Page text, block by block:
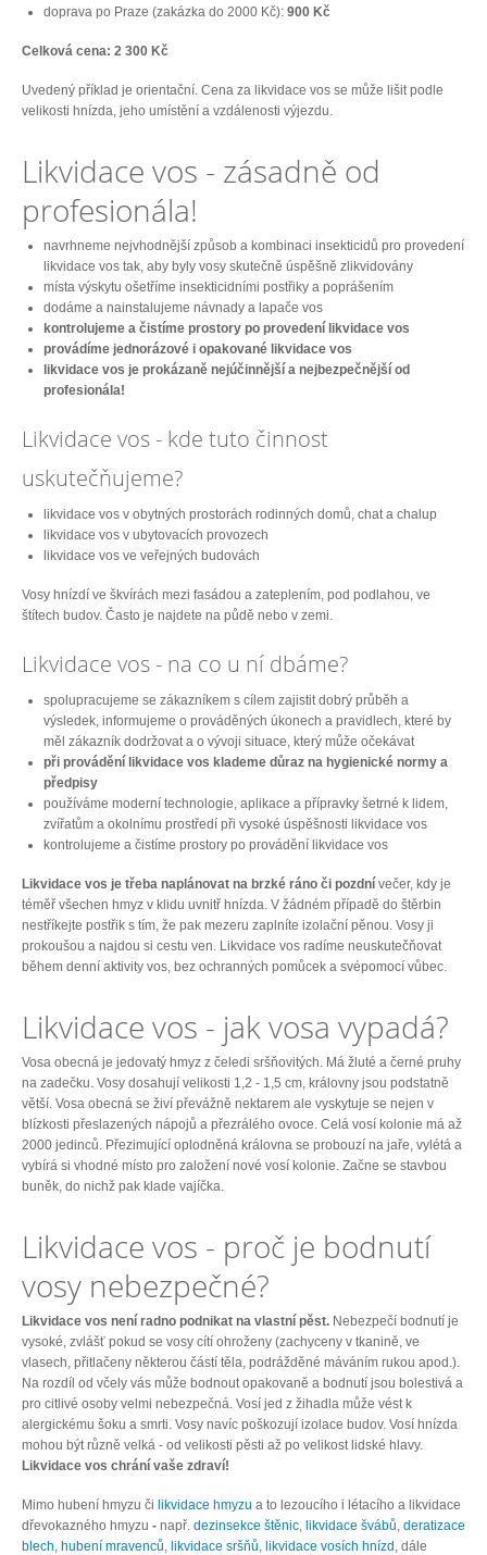
doprava po Praze (zakázka do 2000 Kč): 900 Kč
Celková cena: 2 300 Kč
Uvedený příklad je orientační. Cena za likvidace vos se může lišit podle
velikosti hnízda, jeho umístění a vzdálenosti výjezdu.
Likvidace vos - zásadně od
profesionála!
navrhneme nejvhodnější způsob a kombinaci insekticidů pro provedení
likvidace vos tak, aby byly vosy skutečně úspěšně zlikvidovány
místa výskytu ošetříme insekticidními postřiky a poprášením
dodáme a nainstalujeme návnady a lapače vos
kontrolujeme a čistíme prostory po provedení likvidace vos
provádíme jednorázové i opakované likvidace vos
likvidace vos je prokázaně nejúčinnější a nejbezpečnější od
profesionála!
Likvidace vos - kde tuto činnost
uskutečňujeme?
likvidace vos v obytných prostorách rodinných domů, chat a chalup
likvidace vos v ubytovacích provozech
likvidace vos ve veřejných budovách
Vosy hnízdí ve škvírách mezi fasádou a zateplením, pod podlahou, ve
štítech budov. Často je najdete na půdě nebo v zemi.
Likvidace vos - na co u ní dbáme?
spolupracujeme se zákazníkem s cílem zajistit dobrý průběh a
výsledek, informujeme o prováděných úkonech a pravidlech, které by
měl zákazník dodržovat a o vývoji situace, který může očekávat
při provádění likvidace vos klademe důraz na hygienické normy a
předpisy
používáme moderní technologie, aplikace a přípravky šetrné k lidem,
zvířatům a okolnímu prostředí při vysoké úspěšnosti likvidace vos
kontrolujeme a čistíme prostory po provádění likvidace vos
Likvidace vos je třeba naplánovat na brzké ráno či pozdní večer, kdy je
téměř všechen hmyz v klidu uvnitř hnízda. V žádném případě do štěrbin
nestříkejte postřik s tím, že pak mezeru zaplníte izolační pěnou. Vosy ji
prokoušou a najdou si cestu ven. Likvidace vos radíme neuskutečňovat
během denní aktivity vos, bez ochranných pomůcek a svépomocí vůbec.
Likvidace vos - jak vosa vypadá?
Vosa obecná je jedovatý hmyz z čeledi sršňovitých. Má žluté a černé pruhy
na zadečku. Vosy dosahují velikosti 1,2 - 1,5 cm, královny jsou podstatně
větší. Vosa obecná se živí převážně nektarem ale vyskytuje se nejen v
blízkosti přeslazených nápojů a přezrálého ovoce. Celá vosí kolonie má až
2000 jedinců. Přezimující oplodněná královna se probouzí na jaře, vylétá a
vybírá si vhodné místo pro založení nové vosí kolonie. Začne se stavbou
buněk, do nichž pak klade vajíčka.
Likvidace vos - proč je bodnutí
vosy nebezpečné?
Likvidace vos není radno podnikat na vlastní pěst. Nebezpečí bodnutí je
vysoké, zvlášť pokud se vosy cítí ohroženy (zachyceny v tkanině, ve
vlasech, přitlačeny některou částí těla, podrážděné máváním rukou apod.).
Na rozdíl od včely vás může bodnout opakovaně a bodnutí jsou bolestivá a
pro citlivé osoby velmi nebezpečná. Vosí jed z žihadla může vést k
alergickému šoku a smrti. Vosy navíc poškozují izolace budov. Vosí hnízda
mohou být různě velká - od velikosti pěsti až po velikost lidské hlavy.
Likvidace vos chrání vaše zdraví!
Mimo hubení hmyzu či likvidace hmyzu a to lezoucího i létacího a likvidace
dřevokazného hmyzu - např. dezinsekce štěnic, likvidace švábů, deratizace
blech, hubení mravenců, likvidace sršňů, likvidace vosích hnízd , dále